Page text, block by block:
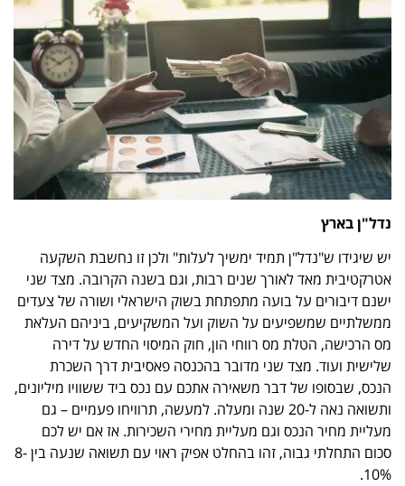
נדל"ן בארץ
יש שיגידו ש"נדל"ן תמיד ימשיך לעלות" ולכן זו נחשבת השקעה
אטרקטיבית מאד לאורך שנים רבות, וגם בשנה הקרובה. מצד שני
ישנם דיבורים על בועה מתפתחת בשוק הישראלי ושורה של צעדים
ממשלתיים שמשפיעים על השוק ועל המשקיעים, ביניהם העלאת
מס הרכישה, הטלת מס רווחי הון, חוק המיסוי החדש על דירה
שלישית ועוד. מצד שני מדובר בהכנסה פאסיבית דרך השכרת
הנכס, שבסופו של דבר משאירה אתכם עם נכס ביד ששוויו מיליונים,
ותשואה נאה ל-20 שנה ומעלה. למעשה, תרוויחו פעמיים – גם
מעליית מחיר הנכס וגם מעליית מחירי השכירות. אז אם יש לכם
סכום התחלתי גבוה, זהו בהחלט אפיק ראוי עם תשואה שנעה בין 8-
10%.